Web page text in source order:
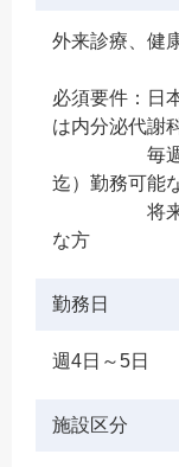
外来診療、健
必須要件：日
は内分泌代謝
毎週土曜
迄）勤務可能
将来的に
な方
勤務日
週4日～5日
施設区分